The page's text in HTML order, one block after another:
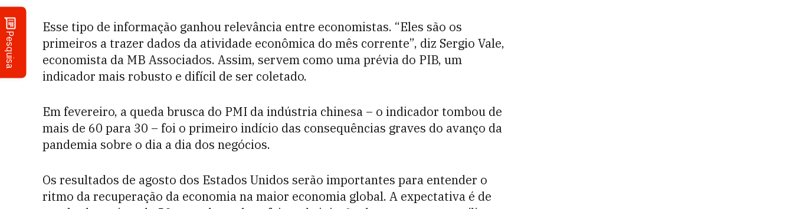
Pesquisa
Esse tipo de informação ganhou relevância entre economistas. “Eles são os
primeiros a trazer dados da atividade econômica do mês corrente”, diz Sergio Vale,
economista da MB Associados. Assim, servem como uma prévia do PIB, um
indicador mais robusto e difícil de ser coletado.
Em fevereiro, a queda brusca do PMI da indústria chinesa – o indicador tombou de
mais de 60 para 30 – foi o primeiro indício das consequências graves do avanço da
pandemia sobre o dia a dia dos negócios.
Os resultados de agosto dos Estados Unidos serão importantes para entender o
ritmo da recuperação da economia na maior economia global. A expectativa é de